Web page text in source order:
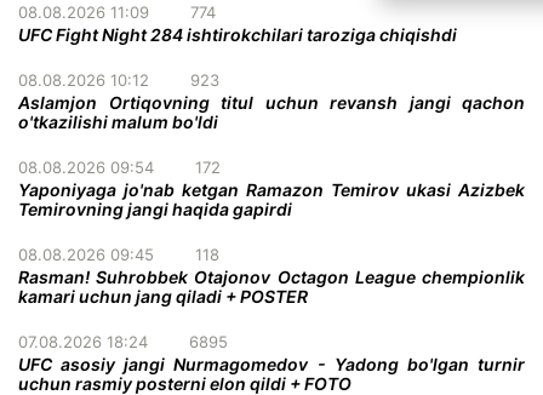
08.08.2026 11:09 774
UFC Fight Night 284 ishtirokchilari taroziga chiqishdi
08.08.2026 10:12 923
Aslamjon Ortiqovning titul uchun revansh jangi qachon
o'tkazilishi malum bo'ldi
08.08.2026 09:54 172
Yaponiyaga jo'nab ketgan Ramazon Temirov ukasi Azizbek
Temirovning jangi haqida gapirdi
08.08.2026 09:45 118
Rasman! Suhrobbek Otajonov Octagon League chempionlik
kamari uchun jang qiladi + POSTER
07.08.2026 18:24 6895
UFC asosiy jangi Nurmagomedov - Yadong bo'lgan turnir
uchun rasmiy posterni elon qildi + FOTO